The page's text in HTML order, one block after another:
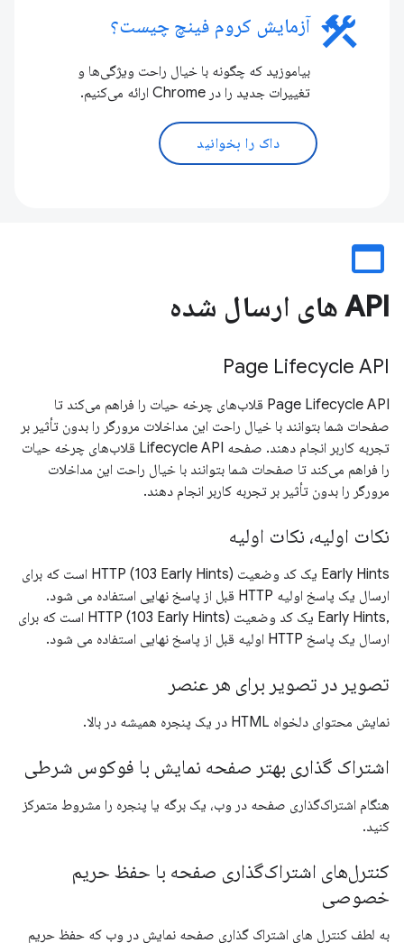
construction آزمایش کروم فینچ چیست؟
بیاموزید که چگونه با خیال راحت ویژگی‌ها و
تغییرات جدید را در Chrome ارائه می‌کنیم.
داک را بخوانید
web_asset
API های ارسال شده
Page Lifecycle API
Page Lifecycle API قلاب‌های چرخه حیات را فراهم می‌کند تا
صفحات شما بتوانند با خیال راحت این مداخلات مرورگر را بدون تأثیر بر
تجربه کاربر انجام دهند. صفحه Lifecycle API قلاب‌های چرخه حیات
را فراهم می‌کند تا صفحات شما بتوانند با خیال راحت این مداخلات
مرورگر را بدون تأثیر بر تجربه کاربر انجام دهند.
نکات اولیه، نکات اولیه
Early Hints یک کد وضعیت HTTP (103 Early Hints) است که برای
ارسال یک پاسخ اولیه HTTP قبل از پاسخ نهایی استفاده می شود.
,Early Hints یک کد وضعیت HTTP (103 Early Hints) است که برای
ارسال یک پاسخ HTTP اولیه قبل از پاسخ نهایی استفاده می شود.
تصویر در تصویر برای هر عنصر
نمایش محتوای دلخواه HTML در یک پنجره همیشه در بالا.
اشتراک گذاری بهتر صفحه نمایش با فوکوس شرطی
هنگام اشتراک‌گذاری صفحه در وب، یک برگه یا پنجره را مشروط متمرکز
کنید.
کنترل‌های اشتراک‌گذاری صفحه با حفظ حریم
خصوصی
به لطف کنترل های اشتراک گذاری صفحه نمایش در وب که حفظ حریم